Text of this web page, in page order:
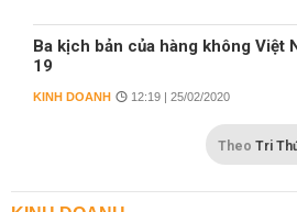
Ba kịch bản của hàng không Việt
19
KINH DOANH 12:19 | 25/02/2020
Theo Tri